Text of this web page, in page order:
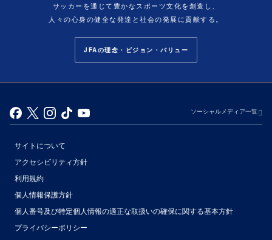
サッカーを通じて豊かなスポーツ文化を創造し、
人々の心身の健全な発達と社会の発展に貢献する。
JFAの理念・ビジョン・バリュー
ソーシャルメディア一覧
サイトについて
アクセシビリティ方針
利用規約
個人情報保護方針
個人番号及び特定個人情報の適正な取扱いの確保に関する基本方針
プライバシーポリシー